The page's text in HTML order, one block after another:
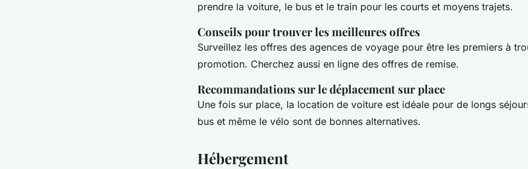
prendre la voiture, le bus et le train pour les courts et moyens trajets.
Conseils pour trouver les meilleures offres
Surveillez les offres des agences de voyage pour être les premiers à
promotion. Cherchez aussi en ligne des offres de remise.
Recommandations sur le déplacement sur place
Une fois sur place, la location de voiture est idéale pour de longs
bus et même le vélo sont de bonnes alternatives.
Hébergement